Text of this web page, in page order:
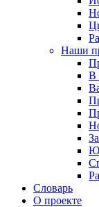
Наши
В
Словарь
О проекте